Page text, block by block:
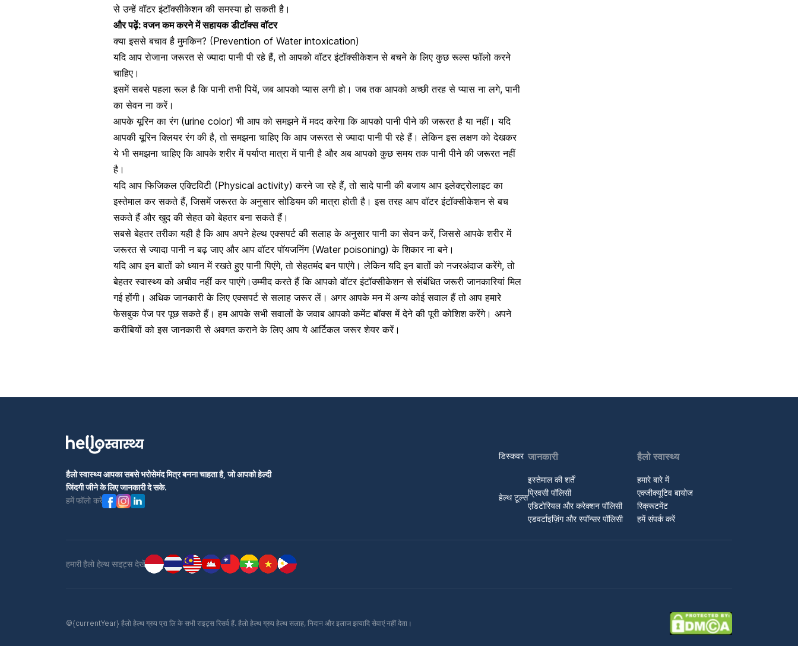
से उन्हें वॉटर इंटॉक्सीकेशन की समस्या हो सकती है।
और पढ़ें:वजन कम करने में सहायक डीटॉक्स वॉटर
क्या इससे बचाव है मुमकिन? (Prevention of Water intoxication)
यदि आप रोजाना जरूरत से ज्यादा पानी पी रहे हैं, तो आपको वॉटर इंटॉक्सीकेशन से बचने के लिए कुछ रूल्स फॉलो करने
चाहिए।
इसमें सबसे पहला रूल है कि पानी तभी पियें, जब आपको प्यास लगी हो। जब तक आपको अच्छी तरह से प्यास ना लगे, पानी
का सेवन ना करें।
आपकेयूरिन का रंग(urine color) भी आप को समझने में मदद करेगा कि आपको पानी पीने की जरूरत है या नहीं। यदि
आपकी यूरिन क्लियर रंग की है, तो समझना चाहिए कि आप जरूरत से ज्यादा पानी पी रहे हैं। लेकिन इस लक्षण को देखकर
ये भी समझना चाहिए कि आपके शरीर में पर्याप्त मात्रा में पानी है और अब आपको कुछ समय तक पानी पीने की जरूरत नहीं
है।
यदि आप फिजिकल एक्टिविटी (Physical activity) करने जा रहे हैं, तो सादे पानी की बजाय आप इलेक्ट्रोलाइट का
इस्तेमाल कर सकते हैं, जिसमें जरूरत के अनुसार सोडियम की मात्रा होती है। इस तरह आप वॉटर इंटॉक्सीकेशन से बच
सकते हैं और खुद की सेहत को बेहतर बना सकते हैं।
सबसे बेहतर तरीका यही है कि आप अपने हेल्थ एक्सपर्ट की सलाह के अनुसार पानी का सेवन करें, जिससे आपके शरीर में
जरूरत से ज्यादा पानी न बढ़ जाए और आप वॉटर पॉयजनिंग (Water poisoning) के शिकार ना बने।
यदि आप इन बातों को ध्यान में रखते हुए पानी पिएंगे, तो सेहतमंद बन पाएंगे। लेकिन यदि इन बातों को नजरअंदाज करेंगे, तो
बेहतर स्वास्थ्य को अचीव नहीं कर पाएंगे।उम्मीद करते हैं कि आपको वॉटर इंटॉक्सीकेशन से संबंधित जरूरी जानकारियां मिल
गई होंगी। अधिक जानकारी के लिए एक्सपर्ट से सलाह जरूर लें। अगर आपके मन में अन्य कोई सवाल हैं तो आप हमारे
फेसबुक पेज पर पूछ सकते हैं। हम आपके सभी सवालों के जवाब आपको कमेंट बॉक्स में देने की पूरी कोशिश करेंगे। अपने
करीबियों को इस जानकारी से अवगत कराने के लिए आप ये आर्टिकल जरूर शेयर करें।
हैलो स्वास्थ्य आपका सबसे भरोसेमंद मित्र बनना चाहता है, जो आपको हेल्दी
जिंदगी जीने के लिए जानकारी दे सके.
हमें फॉलो करें
डिस्कवर
हेल्थ टूल्स
जानकारी
इस्तेमाल की शर्तें
प्रिवसी पॉलिसी
एडिटोरियल और करेक्शन पॉलिसी
एडवर्टाइज़िंग और स्पॉन्सर पॉलिसी
हैलो स्वास्थ्य
हमारे बारे में
एक्जीक्यूटिव बायोज
रिक्रूटमेंट
हमें संपर्क करें
हमारी हैलो हेल्थ साइट्स देखें
©{currentYear} हैलो हेल्थ ग्रुप प्रा लि के सभी राइट्स रिसर्व हैं. हैलो हेल्थ ग्रुप हेल्थ सलाह, निदान और इलाज इत्यादि सेवाएं नहीं देता।